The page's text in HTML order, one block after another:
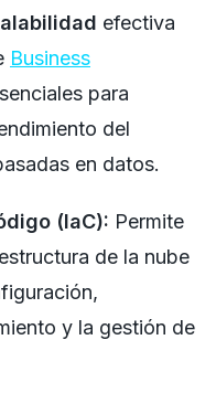
efectiva
Business
para
del
en datos.
(IaC): Permite
de la nube
y la gestión de